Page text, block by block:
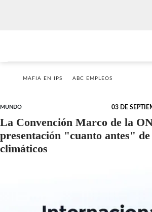
MAFIA EN IPS ABC EMPLEOS
MUNDO 03 DE
La Convención Marco de la
presentación "cuanto antes" de
climáticos